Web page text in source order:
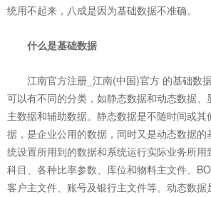
统用不起来，八成是因为基础数据不准确。
什么是基础数据
江南官方注册_江南(中国)官方 的基础数
可以有不同的分类，如静态数据和动态数据、
主数据和辅助数据。静态数据是不随时间或
据，是企业公用的数据，同时又是动态数据
统设置所用到的数据和系统运行实际业务所
科目、各种比率参数、库位和物料主文件、
客户主文件、账号及银行主文件等。动态数